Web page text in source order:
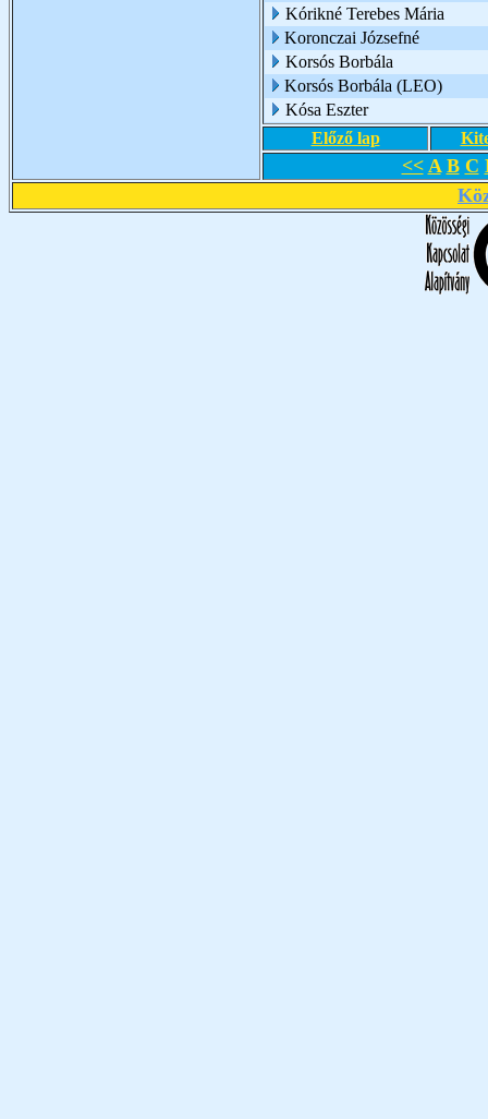
Kórikné Terebes Mária
Koronczai Józsefné
Korsós Borbála
Korsós Borbála (LEO)
Kósa Eszter
Előző lap
<< A B C